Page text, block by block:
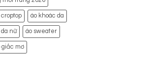
áo khoác da
nữ áo sweater
giấc mơ